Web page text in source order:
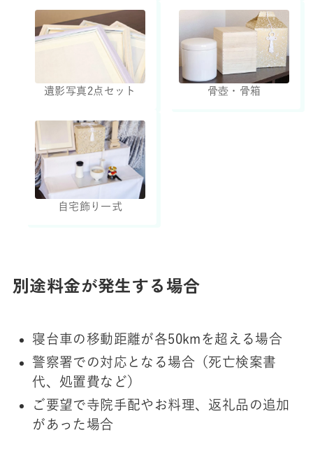
遺影写真2点セット 骨壺・骨箱
自宅飾り一式
別途料金が発生する場合
寝台車の移動距離が各50kmを超える場合
警察署での対応となる場合（死亡検案書
代、処置費など）
ご要望で寺院手配やお料理、返礼品の追加
があった場合